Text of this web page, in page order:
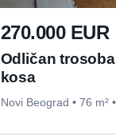
270.000 EUR
Odličan
kosa
Novi Beograd • 76 m²